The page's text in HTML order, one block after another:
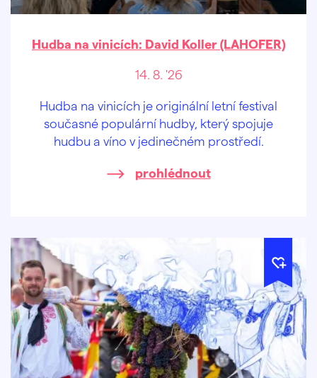
Hudba na vinicích: David Koller (LAHOFER)
14. 8. '26
Hudba na vinicích je originální letní festival
současné populární hudby, který spojuje
hudbu a víno v jedinečném prostředí.
prohlédnout